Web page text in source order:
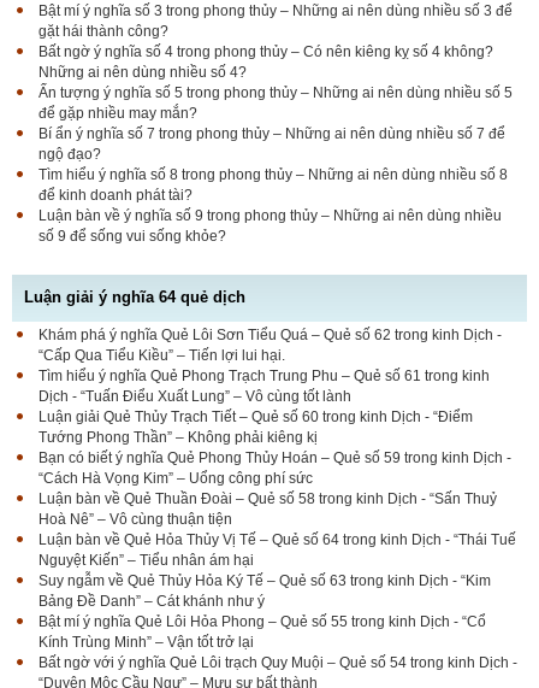
Bật mí ý nghĩa số 3 trong phong thủy – Những ai nên dùng nhiều số 3 để
gặt hái thành công?
Bất ngờ ý nghĩa số 4 trong phong thủy – Có nên kiêng kỵ số 4 không?
Những ai nên dùng nhiều số 4?
Ấn tượng ý nghĩa số 5 trong phong thủy – Những ai nên dùng nhiều số 5
để gặp nhiều may mắn?
Bí ẩn ý nghĩa số 7 trong phong thủy – Những ai nên dùng nhiều số 7 để
ngộ đạo?
Tìm hiểu ý nghĩa số 8 trong phong thủy – Những ai nên dùng nhiều số 8
để kinh doanh phát tài?
Luận bàn về ý nghĩa số 9 trong phong thủy – Những ai nên dùng nhiều
số 9 để sống vui sống khỏe?
Luận giải ý nghĩa 64 quẻ dịch
Khám phá ý nghĩa Quẻ Lôi Sơn Tiểu Quá – Quẻ số 62 trong kinh Dịch -
“Cấp Qua Tiểu Kiều” – Tiến lợi lui hại.
Tìm hiểu ý nghĩa Quẻ Phong Trạch Trung Phu – Quẻ số 61 trong kinh
Dịch - “Tuấn Điểu Xuất Lung” – Vô cùng tốt lành
Luận giải Quẻ Thủy Trạch Tiết – Quẻ số 60 trong kinh Dịch - “Điểm
Tướng Phong Thần” – Không phải kiêng kị
Bạn có biết ý nghĩa Quẻ Phong Thủy Hoán – Quẻ số 59 trong kinh Dịch -
“Cách Hà Vọng Kim” – Uổng công phí sức
Luận bàn về Quẻ Thuần Đoài – Quẻ số 58 trong kinh Dịch - “Sấn Thuỷ
Hoà Nê” – Vô cùng thuận tiện
Luận bàn về Quẻ Hỏa Thủy Vị Tế – Quẻ số 64 trong kinh Dịch - “Thái Tuế
Nguyệt Kiến” – Tiểu nhân ám hại
Suy ngẫm về Quẻ Thủy Hỏa Ký Tế – Quẻ số 63 trong kinh Dịch - “Kim
Bảng Đề Danh” – Cát khánh như ý
Bật mí ý nghĩa Quẻ Lôi Hỏa Phong – Quẻ số 55 trong kinh Dịch - “Cổ
Kính Trùng Minh” – Vận tốt trở lại
Bất ngờ với ý nghĩa Quẻ Lôi trạch Quy Muội – Quẻ số 54 trong kinh Dịch -
“Duyên Mộc Cầu Ngư” – Mưu sự bất thành